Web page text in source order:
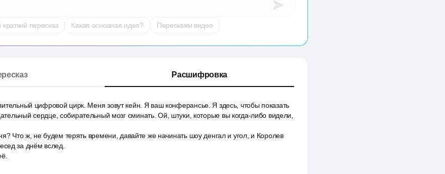
краткий пересказ Какая основная идея? Перескажи видео
Расшифровка
цифровой цирк. Меня зовут кейн. Я ваш конферансье. Я здесь, чтобы показать
сердце, собирательный мозг сминать. Ой, штуки, которые вы когда-либо видели,
Что ж, не будем терять времени, давайте же начинать шоу денгал и угол, и Королев
за днём вслед.